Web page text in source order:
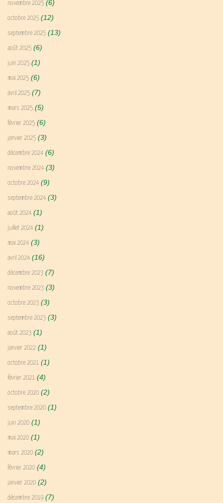
novembre 2025 (6)
octobre 2025 (12)
septembre 2025 (13)
août 2025 (6)
juin 2025 (1)
mai 2025 (6)
avril 2025 (7)
mars 2025 (5)
février 2025 (6)
janvier 2025 (3)
décembre 2024 (6)
novembre 2024 (3)
octobre 2024 (9)
septembre 2024 (3)
août 2024 (1)
juillet 2024 (1)
mai 2024 (3)
avril 2024 (16)
décembre 2023 (7)
novembre 2023 (3)
octobre 2023 (3)
septembre 2023 (3)
août 2023 (1)
janvier 2022 (1)
octobre 2021 (1)
février 2021 (4)
octobre 2020 (2)
septembre 2020 (1)
juin 2020 (1)
mai 2020 (1)
mars 2020 (2)
février 2020 (4)
janvier 2020 (2)
décembre 2019 (7)